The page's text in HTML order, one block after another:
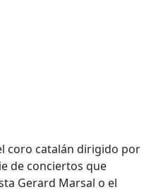
coro catalán dirigido por
de conciertos que
Gerard Marsal o el